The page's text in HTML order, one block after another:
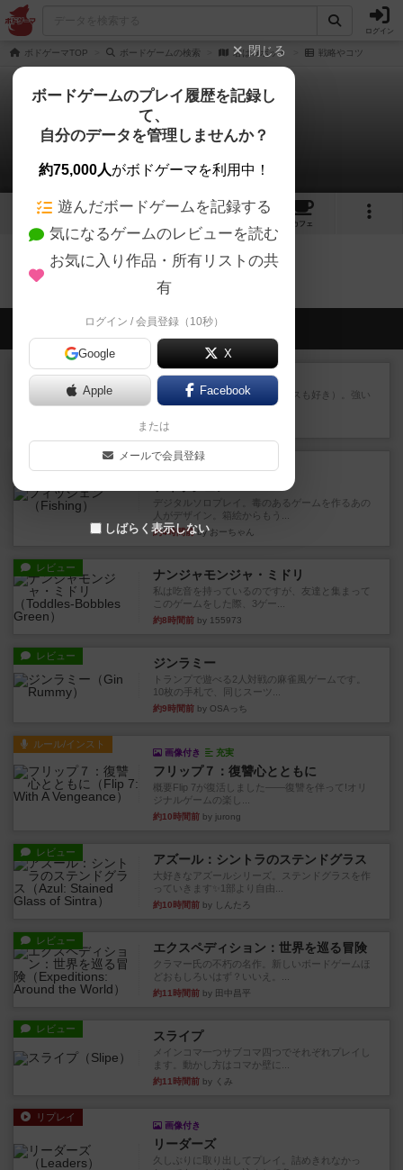
ログイン
ボドゲーマTOP ボードゲームの検索 君はロボット 戦略やコツ
君はロボット
0件の戦略やコツ
2 1
カフェ
君はロボットのトップに戻る
会員の新しい投稿
レビュー マスクメン
マスクメンすごい好き（プロレスも好き）。強い
やつを決めるというより、ジ...
約3時間前
デジタルソロプレイ。毒のあるゲームを作るあの
人がデザイン。箱絵からもう...
約4時間前by おーちゃん
レビュー ナンジャモンジャ・ミドリ
私は吃音を持っているのですが、友達と集まって
このゲームをした際、3ゲー...
約8時間前 by 155973
レビュー ジンラミー
トランプで遊べる2人対戦の麻雀風ゲームです。
10枚の手札で、同じスーツ...
約9時間前 by OSAっち
ルール/インスト
画像付き 充実
フリップ７：復讐心とともに
概要Flip 7が復活しました――復讐を伴って!オリ
ジナルゲームの楽し...
約10時間前 by jurong
レビュー アズール：シントラのステンドグラス
大好きなアズールシリーズ。ステンドグラスを作
っていきます✨1部より自由...
約10時間前 by しんたろ
レビュー エクスペディション：世界を巡る冒険
クラマー氏の不朽の名作。新しいボードゲームほ
どおもしろいはず？いいえ。...
約11時間前 by 田中昌平
レビュー スライプ
メインコマ一つサブコマ四つでそれぞれプレイし
ます。動かし方はコマか壁に...
約11時間前 by くみ
リプレイ
画像付き
リーダーズ
久しぶりに取り出してプレイ。詰めきれなかっ
閉じる
ボードゲームのプレイ履歴を記録し
て、
自分のデータを管理しませんか？
約75,000人がボドゲーマを利用中！
遊んだボードゲームを記録する
気になるゲームのレビューを読む
お気に入り作品・所有リストの共
有
ログイン / 会員登録（10秒）
Google X
Apple Facebook
または
メールで会員登録
しばらく表示しない